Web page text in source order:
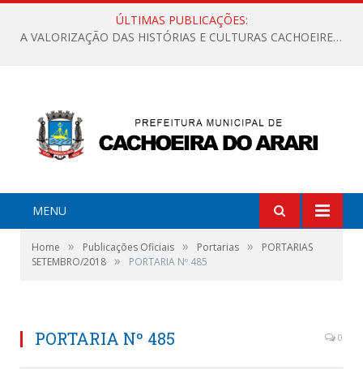
ÚLTIMAS PUBLICAÇÕES:
A VALORIZAÇÃO DAS HISTÓRIAS E CULTURAS CACHOEIRENSES
MENU
Home » Publicações Oficiais » Portarias »
PORTARIAS
SETEMBRO/2018 » PORTARIA Nº 485
PORTARIA Nº 485 0